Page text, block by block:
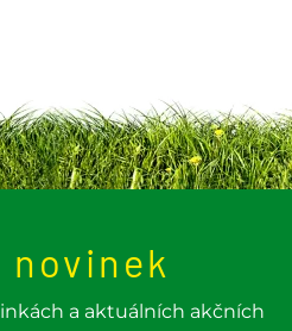
novinek
a aktuálních akčních